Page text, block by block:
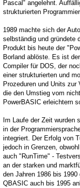
Pascal" angelehnt.
strukturierten
1989 machte sich der
selbständig und gründete
Produkt bis heute der
Borland ablöste. Es ist
Compiler für DOS, der
einer strukturierten und
Prozeduren und Units
die den Umstieg vom
PowerBASIC erleichtern
Im Laufe der Zeit wurden
in der
integriert. Der Erfolg von
jedoch in Grenzen,
auch "RunTime" -
an der starken und
den Jahren 1986 bis
QBASIC auch bis 1995